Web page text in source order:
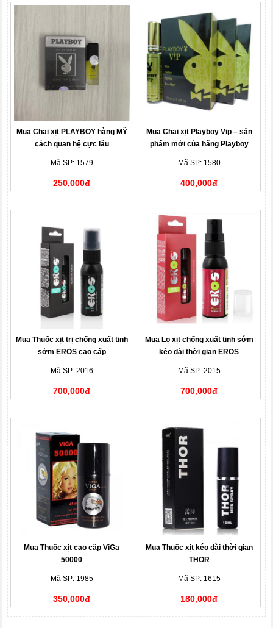
Mua Chai xịt PLAYBOY hàng MỸ
cách quan hệ cực lâu
Mã SP: 1579
250,000đ
Mua Chai xịt Playboy Vip – sản
phẩm mới của hãng Playboy
Mã SP: 1580
400,000đ
Mua Thuốc xịt trị chống xuất tinh
sớm EROS cao cấp
Mã SP: 2016
700,000đ
Mua Lọ xịt chống xuất tinh sớm
kéo dài thời gian EROS
Mã SP: 2015
700,000đ
Mua Thuốc xịt cao cấp ViGa
50000
Mã SP: 1985
350,000đ
Mua Thuốc xịt kéo dài thời gian
THOR
Mã SP: 1615
180,000đ